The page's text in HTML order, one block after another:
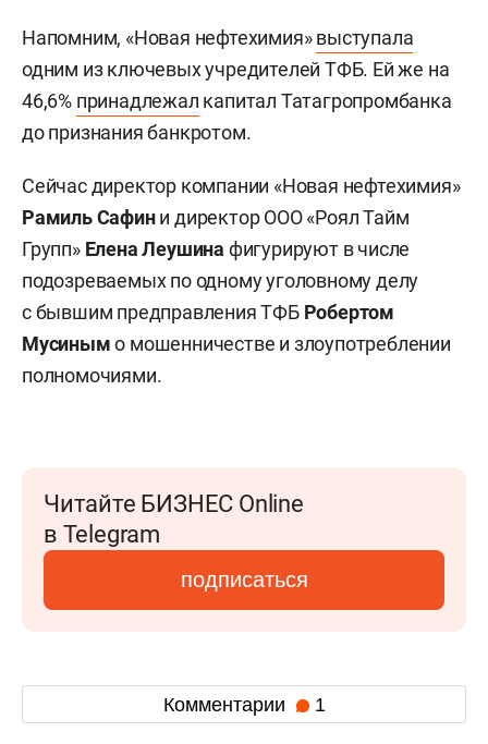
Напомним, «Новая нефтехимия»выступала
одним из ключевых учредителей ТФБ. Ей же на
46,6% принадлежал капитал Татагропромбанка
до признания банкротом.
Сейчас директор компании «Новая нефтехимия»
Рамиль Сафини директор ООО «Роял Тайм
Групп» Елена Леушина фигурируют в числе
подозреваемых по одному уголовному делу
с бывшим предправления ТФБ Робертом
Мусинымо мошенничестве и злоупотреблении
полномочиями.
Читайте БИЗНЕС Online
в Telegram
подписаться
Комментарии 1